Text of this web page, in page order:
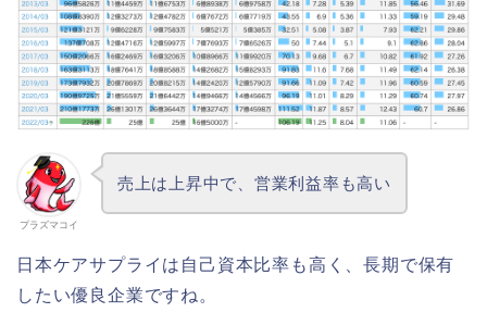
プラズマコイ
売上は上昇中で、営業利益率も高い
日本ケアサプライは自己資本比率も高く、長期で保有
したい優良企業ですね。